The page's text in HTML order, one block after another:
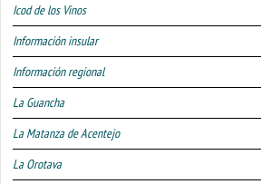
Icod de los Vinos
Información insular
Información regional
La Guancha
La Matanza de Acentejo
La Orotava